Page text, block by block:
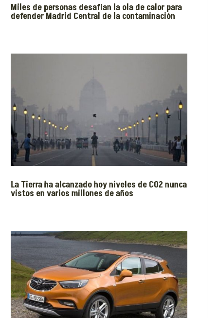
Miles de personas desafían la ola de calor para
defender Madrid Central de la contaminación
La Tierra ha alcanzado hoy niveles de CO2 nunca
vistos en varios millones de años